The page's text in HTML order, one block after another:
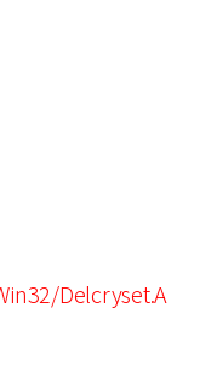
Delcryset.A